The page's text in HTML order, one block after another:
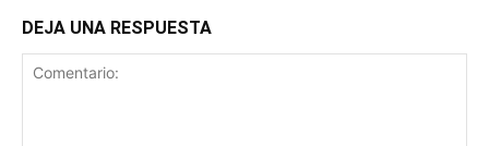
DEJA UNA RESPUESTA